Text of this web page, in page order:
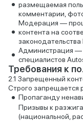
размещаемая
комментарии,
Модерация —
контента на
Администрация —
специалистов
Требования к
Запрещенный
Строго запрещается
Пропаганду
Призывы к
(национальной,